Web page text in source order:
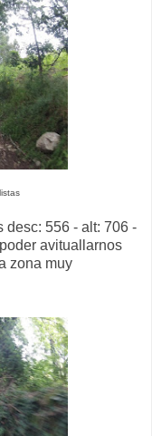
desc: 556 - alt: 706 -
avituallarnos
zona muy